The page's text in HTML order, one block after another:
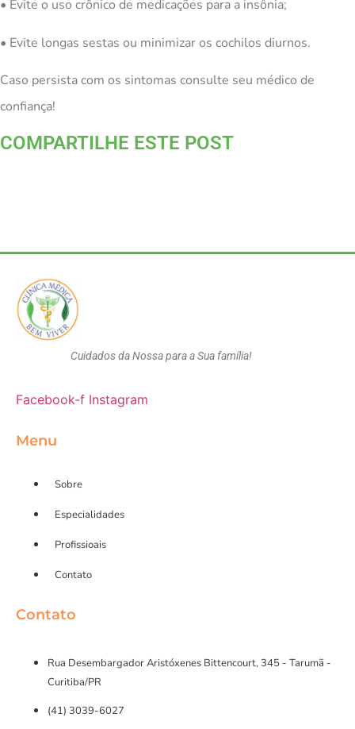
• Evite o uso crônico de medicações para a insônia;
• Evite longas sestas ou minimizar os cochilos diurnos.
Caso persista com os sintomas consulte seu médico de
confiança!
COMPARTILHE ESTE POST
Cuidados da Nossa para a Sua família!
Facebook-f Instagram
Menu
Sobre
Especialidades
Profissioais
Contato
Contato
Rua Desembargador Aristóxenes Bittencourt, 345 - Tarumã -
Curitiba/PR
(41) 3039-6027